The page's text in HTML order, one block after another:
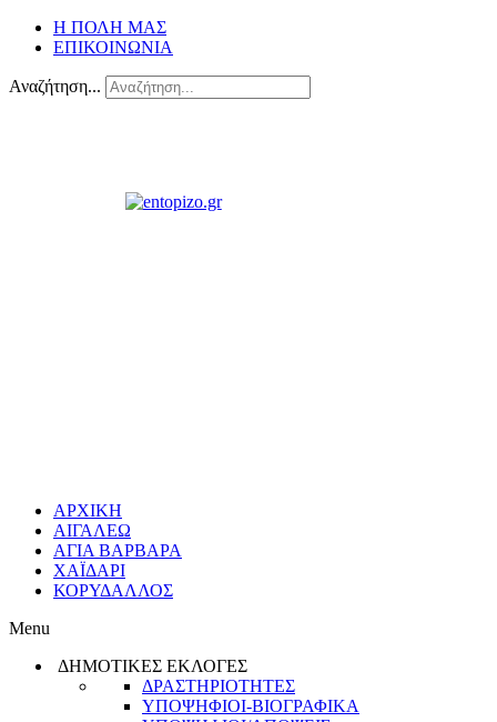
Η ΠΟΛΗ ΜΑΣ
ΕΠΙΚΟΙΝΩΝΙΑ
Αναζήτηση...
ΑΡΧΙΚΗ
ΑΙΓΑΛΕΩ
ΑΓΙΑ ΒΑΡΒΑΡΑ
ΧΑΪΔΑΡΙ
ΚΟΡΥΔΑΛΛΟΣ
Menu
ΔΗΜΟΤΙΚΕΣ ΕΚΛΟΓΕΣ
ΔΡΑΣΤΗΡΙΟΤΗΤΕΣ
ΥΠΟΨΗΦΙΟΙ-ΒΙΟΓΡΑΦΙΚΑ